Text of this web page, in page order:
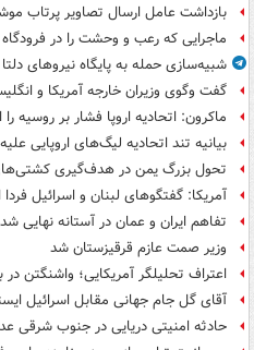
بازداشت عامل ارسال تصاویر پرتاب
ماجرایی که رعب و وحشت را در
شبیه‌سازی حمله به پایگاه نیروهای
گفت وگوی وزیران خارجه آمریکا و
ماکرون: اتحادیه اروپا فشار بر روسیه
بیانیه تند اتحادیه لیگ‌های اروپایی علیه
تحول بزرگ یمن در هدف‌گیری
آمریکا: گفتگوهای لبنان و اسرائیل
تفاهم ایران و عمان در آستانه نهایی
وزیر صمت عازم قرقیزستان شد
اعتراف تحلیلگر آمریکایی؛ واشنگتن در
آقای گل جام جهانی مقابل اسرائیل
حادثه امنیتی دریایی در جنوب شرقی